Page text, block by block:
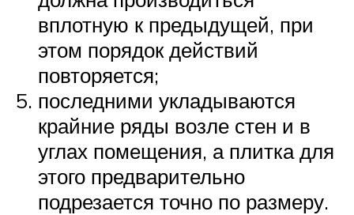
вплотную к предыдущей, при
этом порядок действий
повторяется;
последними укладываются
крайние ряды возле стен и в
углах помещения, а плитка для
этого предварительно
подрезается точно по размеру.